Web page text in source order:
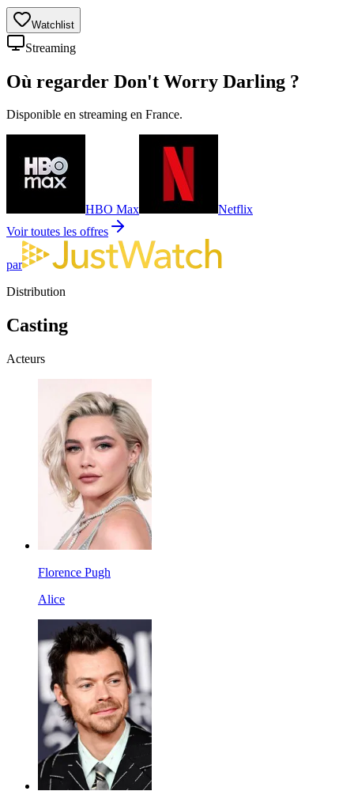
Watchlist
Streaming
Où regarder Don't Worry Darling ?
Disponible en streaming en France.
HBO Max
Netflix
Voir toutes les offres
par
Distribution
Casting
Acteurs
Florence Pugh
Alice